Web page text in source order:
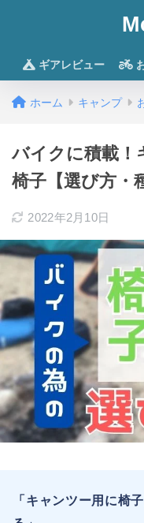
ギアレビュー
ホーム キャンプ
バイクに積載！
椅子【選び方・
2022年2月10日
「キャンツー用に椅